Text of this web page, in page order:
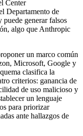
Center
Departamento de
generar falsos
algo que Anthropic
un marco común
Microsoft, Google y
clasifica la
criterios: ganancia de
de uso malicioso y
un lenguaje
para priorizar
ante hallazgos de